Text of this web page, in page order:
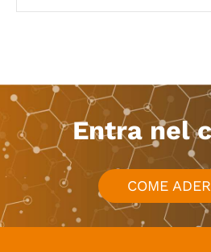
Entra nel
COME